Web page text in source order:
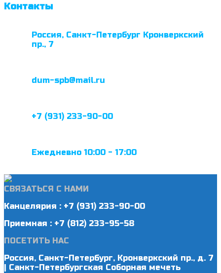
Контакты
Россия, Санкт-Петербург Кронверкский
пр., 7
dum-spb@mail.ru
+7 (931) 233-90-00
Ежедневно 10:00 - 17:00
СВЯЗАТЬСЯ С НАМИ
Канцелярия : +7 (931) 233-90-00
Приемная : +7 (812) 233-95-58
ПОСЕТИТЬ НАС
Россия, Санкт-Петербург, Кронверкский пр., д. 7
| Санкт-Петербургская Соборная мечеть